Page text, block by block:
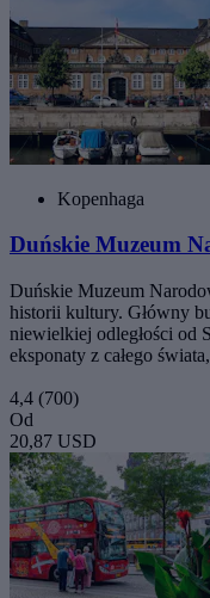
Kopenhaga
Duńskie Muzeum
Duńskie Muzeum
historii kultury. Główny
niewielkiej odległości od
eksponaty z całego
4,4 (700)
Od
20,87 USD